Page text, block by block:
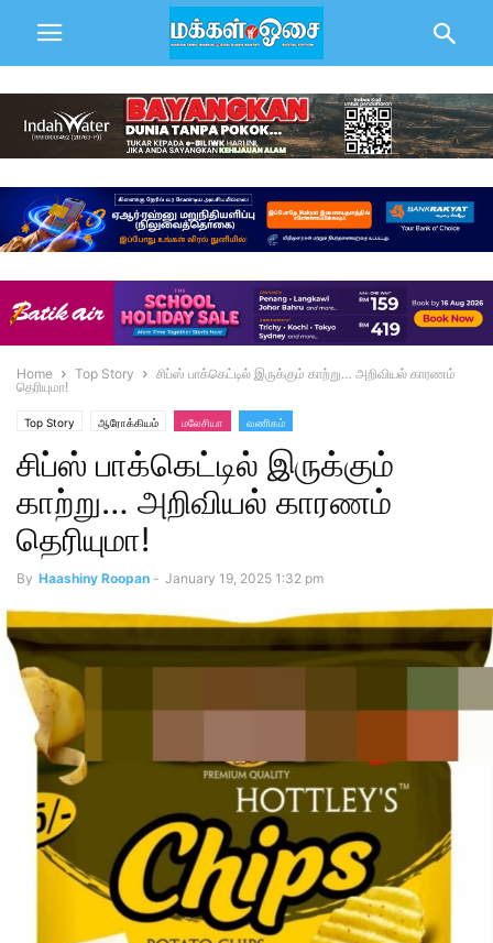
Home Top Story
சிப்ஸ் பாக்கெட்டில் இருக்கும் காற்று… அறிவியல் காரணம்
தெரியுமா!
Top Story ஆரோக்கியம் மலேசியா வணிகம்
சிப்ஸ் பாக்கெட்டில் இருக்கும்
காற்று… அறிவியல் காரணம்
தெரியுமா!
By Haashiny Roopan - January 19, 2025 1:32 pm